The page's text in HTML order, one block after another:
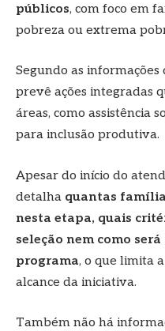
públicos, com foco em
pobreza ou extrema
Segundo as
prevê ações integradas
áreas, como assistência
para inclusão produtiva.
Apesar do início do
detalha quantas
nesta etapa, quais
seleção nem como
programa, o que limita
alcance da iniciativa.
Também não há